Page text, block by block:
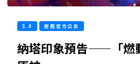
5.0 遊戲官方公告
納塔印象預告——「燃